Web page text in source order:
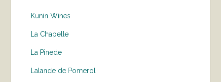
Kunin Wines
La Chapelle
La Pinede
Lalande de Pomerol